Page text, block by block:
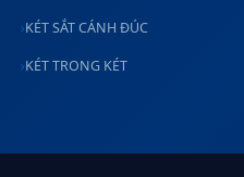
KÉT SẮT CÁNH ĐÚC
KÉT TRONG KÉT